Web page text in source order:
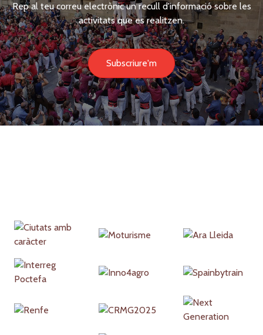
Rep al teu correu electrònic un recull d'informació sobre les
activitats que es realitzen.
Subscriure'm
Partners